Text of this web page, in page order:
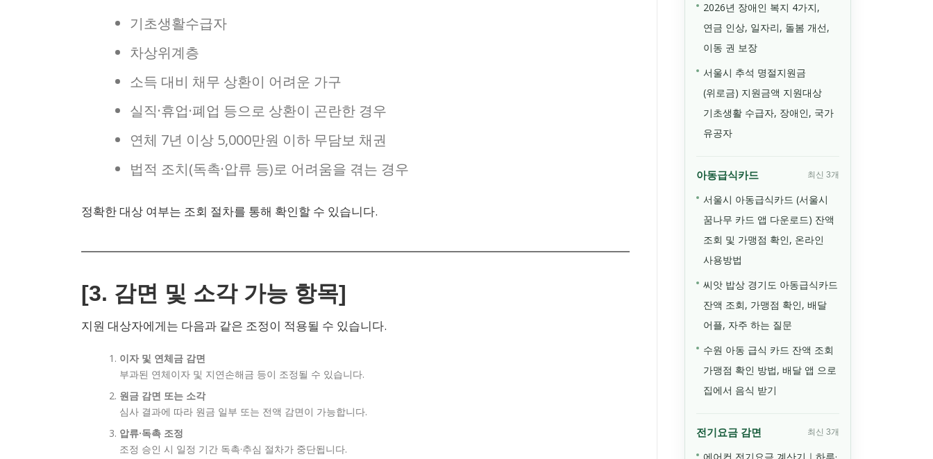
기초생활수급자
차상위계층
소득 대비 채무 상환이 어려운 가구
실직·휴업·폐업 등으로 상환이 곤란한 경우
연체 7년 이상 5,000만원 이하 무담보 채권
법적 조치(독촉·압류 등)로 어려움을 겪는 경우
정확한 대상 여부는 조회 절차를 통해 확인할 수 있습니다.
[3. 감면 및 소각 가능 항목]
지원 대상자에게는 다음과 같은 조정이 적용될 수 있습니다.
이자 및 연체금 감면
부과된 연체이자 및 지연손해금 등이 조정될 수 있습니다.
원금 감면 또는 소각
심사 결과에 따라 원금 일부 또는 전액 감면이 가능합니다.
압류·독촉 조정
조정 승인 시 일정 기간 독촉·추심 절차가 중단됩니다.
2026년 장애인 복지 4가지,
연금 인상, 일자리, 돌봄 개선,
이동 권 보장
서울시 추석 명절지원금
(위로금) 지원금액 지원대상
기초생활 수급자, 장애인, 국가
유공자
아동급식카드 최신 3개
서울시 아동급식카드 (서울시
꿈나무 카드 앱 다운로드) 잔액
조회 및 가맹점 확인, 온라인
사용방법
씨앗 밥상 경기도 아동급식카드
잔액 조회, 가맹점 확인, 배달
어플, 자주 하는 질문
수원 아동 급식 카드 잔액 조회
가맹점 확인 방법, 배달 앱 으로
집에서 음식 받기
전기요금 감면 최신 3개